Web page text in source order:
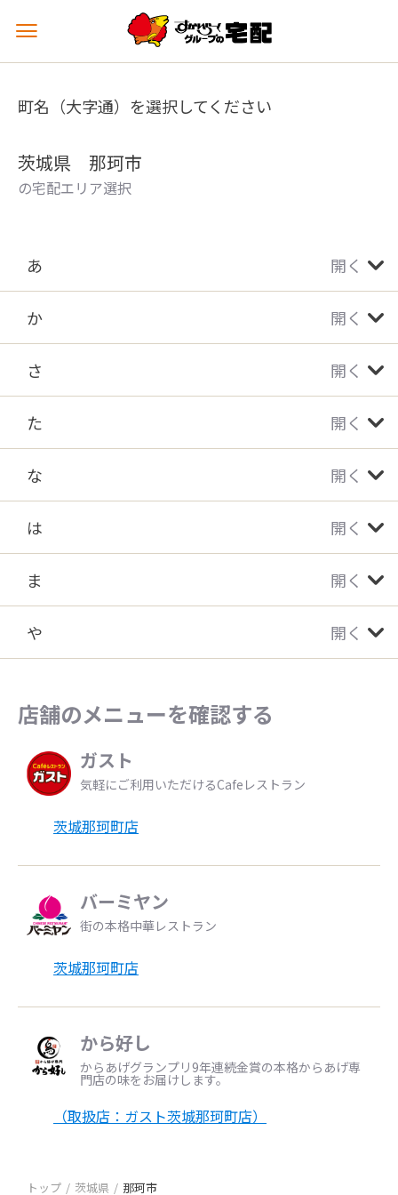
メ
ュ
を
町名（大字通）を選択してください
茨城県 那珂市
の宅配エリア選択
あ 開く
か 開く
さ 開く
た 開く
な 開く
は 開く
ま 開く
や 開く
店舗のメニューを確認する
ガスト
気軽にご利用いただけるCafeレストラン
茨城那珂町店
バーミヤン
街の本格中華レストラン
茨城那珂町店
から好し
からあげグランプリ9年連続金賞の本格からあげ専
門店の味をお届けします。
（取扱店：ガスト茨城那珂町店）
トップ 茨城県 那珂市